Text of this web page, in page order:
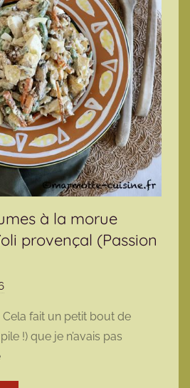
à la morue
provençal (Passion
r
m
r
fait un petit bout de
!) que je n’avais pas